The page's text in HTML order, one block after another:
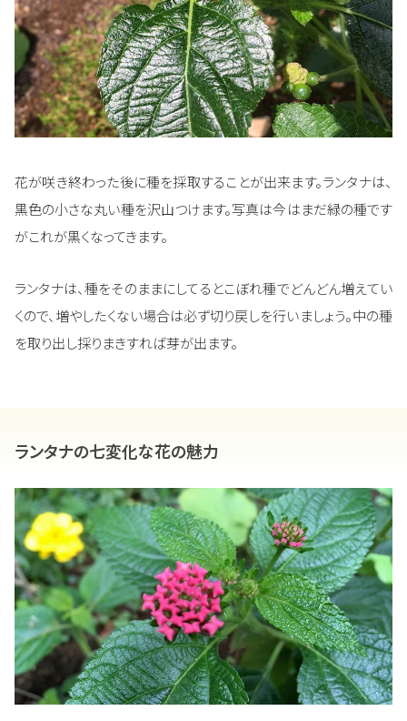
花が咲き終わった後に種を採取することが出来ます。ランタナは、
黒色の小さな丸い種を沢山つけます。写真は今はまだ緑の種です
がこれが黒くなってきます。
ランタナは、種をそのままにしてるとこぼれ種でどんどん増えてい
くので、増やしたくない場合は必ず切り戻しを行いましょう。中の種
を取り出し採りまきすれば芽が出ます。
ランタナの七変化な花の魅力